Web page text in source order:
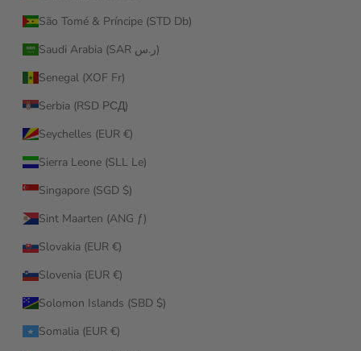
São Tomé & Príncipe (STD Db)
Saudi Arabia (SAR ر.س)
Senegal (XOF Fr)
Serbia (RSD РСД)
Seychelles (EUR €)
Sierra Leone (SLL Le)
Singapore (SGD $)
Sint Maarten (ANG ƒ)
Slovakia (EUR €)
Slovenia (EUR €)
Solomon Islands (SBD $)
Somalia (EUR €)